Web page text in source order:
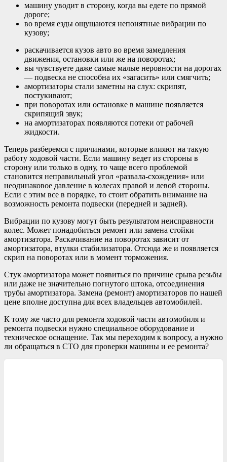
машину уводит в сторону, когда вы едете по прямой
дороге;
во время езды ощущаются непонятные вибрации по
кузову;
раскачивается кузов авто во время замедления
движения, остановки или же на поворотах;
вы чувствуете даже самые малые неровности на дорогах
— подвеска не способна их «загасить» или смягчить;
амортизаторы стали заметны на слух: скрипят,
постукивают;
при поворотах или остановке в машине появляется
скрипящий звук;
на амортизаторах появляются потеки от рабочей
жидкости.
Теперь разберемся с причинами, которые влияют на такую
работу ходовой части. Если машину ведет из стороны в
сторону или только в одну, то чаще всего проблемой
становится неправильный угол «развала-схождения» или
неодинаковое давление в колесах правой и левой стороны.
Если с этим все в порядке, то стоит обратить внимание на
возможность ремонта подвески (передней и задней).
Вибрации по кузову могут быть результатом неисправности
колес. Может понадобиться ремонт или замена стойки
амортизатора. Раскачивание на поворотах зависит от
амортизатора, втулки стабилизатора. Отсюда же и появляется
скрип на поворотах или в момент торможения.
Стук амортизатора может появиться по причине срыва резьбы
или даже не значительно погнутого штока, отсоединения
трубы амортизатора. Замена (ремонт) амортизаторов по нашей
цене вполне доступна для всех владельцев автомобилей.
К тому же часто для ремонта ходовой части автомобиля и
ремонта подвески нужно специальное оборудование и
техническое оснащение. Так мы переходим к вопросу, а нужно
ли обращаться в СТО для проверки машины и ее ремонта?